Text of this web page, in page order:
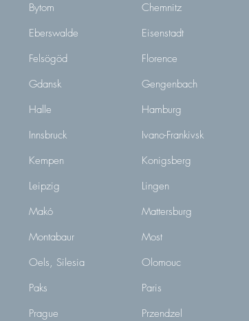
Bytom
Eberswalde
Felsögöd
Gdansk
Halle
Innsbruck
Kempen
Leipzig
Makó
Montabaur
Oels, Silesia
Paks
Prague
Chemnitz
Eisenstadt
Florence
Gengenbach
Hamburg
Ivano-Frankivsk
Konigsberg
Lingen
Mattersburg
Most
Olomouc
Paris
Przendzel